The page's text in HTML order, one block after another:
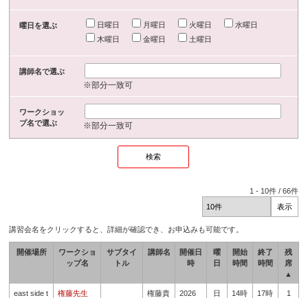
曜日を選ぶ 日曜日 月曜日 火曜日
水曜日
木曜日
金曜日 土曜日
講師名で選ぶ
※部分一致可
ワークショッ
プ名で選ぶ
※部分一致可
1 - 10件 /66件
講習会名をクリックすると、詳細が確認でき、お申込みも可能です。
開催場所
ワークショ
ップ名
サブタイ
トル
講師名
開催日
時
曜
日
開始
時間
終了
時間
残
席
▲
east side t
権藤先生
権藤貴
2026
日
14時
17時
1